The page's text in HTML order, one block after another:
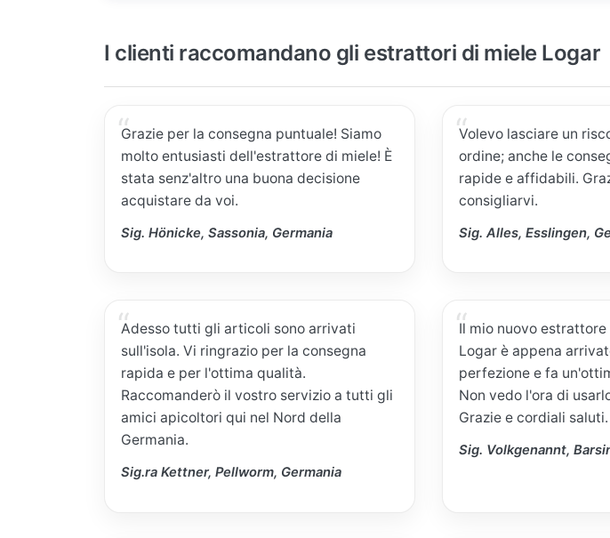
I clienti raccomandano gli estrattori di miele Logar
Grazie per la consegna puntuale! Siamo
molto entusiasti dell'estrattore di miele! È
stata senz'altro una buona decisione
acquistare da voi.
Sig. Hönicke, Sassonia, Germania
Volevo lasciare un
ordine; anche le
rapide e affidabili.
consigliarvi.
Sig. Alles, Esslingen,
Adesso tutti gli articoli sono arrivati
sull'isola. Vi ringrazio per la consegna
rapida e per l'ottima qualità.
Raccomanderò il vostro servizio a tutti gli
amici apicoltori qui nel Nord della
Germania.
Sig.ra Kettner, Pellworm, Germania
Il mio nuovo
Logar è appena
perfezione e fa
Non vedo l'ora di
Grazie e cordiali saluti.
Sig. Volkgenannt,